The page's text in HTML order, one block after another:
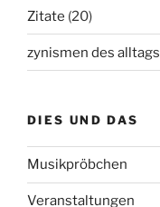
Zitate (20)
zynismen des alltags
DIES UND DAS
Musikpröbchen
Veranstaltungen